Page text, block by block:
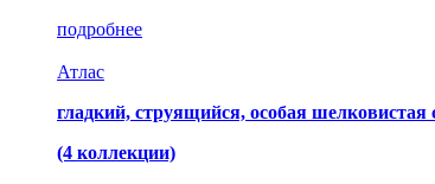
подробнее
Атлас
гладкий, струящийся, особая
(4 коллекции)